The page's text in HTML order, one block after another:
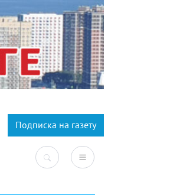
Подписка на газету